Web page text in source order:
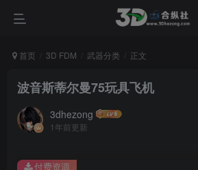
首页 3D FDM 武器分类 正文
波音斯蒂尔曼75玩具飞机
3dhezong
1年前更新
付费资源